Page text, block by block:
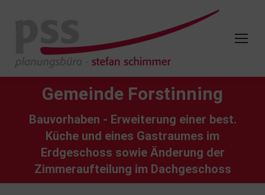
Gemeinde Forstinning
Bauvorhaben - Erweiterung einer best.
Küche und eines Gastraumes im
Erdgeschoss sowie Änderung der
Zimmeraufteilung im Dachgeschoss